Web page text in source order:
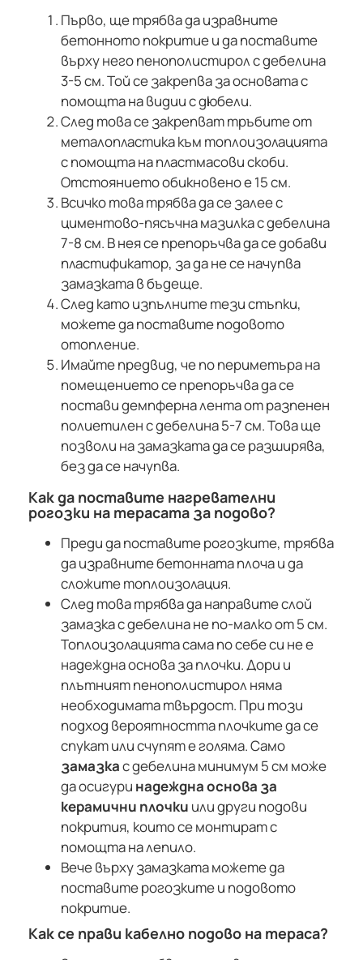
Първо, ще трябва да изравните
бетонното покритие и да поставите
върху него пенополистирол с дебелина
3-5 см. Той се закрепва за основата с
помощта на видии с дюбели.
След това се закрепват тръбите от
металопластика към топлоизолацията
с помощта на пластмасови скоби.
Отстоянието обикновено е 15 см.
Всичко това трябва да се залее с
циментово-пясъчна мазилка с дебелина
7-8 см. В нея се препоръчва да се добави
пластификатор, за да не се начупва
замазката в бъдеще.
След като изпълните тези стъпки,
можете да поставите подовото
отопление.
Имайте предвид, че по периметъра на
помещението се препоръчва да се
постави демпферна лента от разпенен
полиетилен с дебелина 5-7 см. Това ще
позволи на замазката да се разширява,
без да се начупва.
Как да поставите нагревателни
рогозки на терасата за подово?
Преди да поставите рогозките, трябва
да изравните бетонната плоча и да
сложите топлоизолация.
След това трябва да направите слой
замазка с дебелина не по-малко от 5 см.
Топлоизолацията сама по себе си не е
надеждна основа за плочки. Дори и
плътният пенополистирол няма
необходимата твърдост. При този
подход вероятността плочките да се
спукат или счупят е голяма. Само
замазкас дебелина минимум 5 см може
да осигури надеждна основа за
керамични плочки или други подови
покрития, които се монтират с
помощта на лепило.
Вече върху замазката можете да
поставите рогозките и подовото
покритие.
Как се прави кабелно подово на тераса?